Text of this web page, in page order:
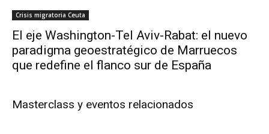
Crisis migratoria Ceuta
El eje Washington-Tel Aviv-Rabat: el nuevo
paradigma geoestratégico de Marruecos
que redefine el flanco sur de España
Masterclass y eventos relacionados